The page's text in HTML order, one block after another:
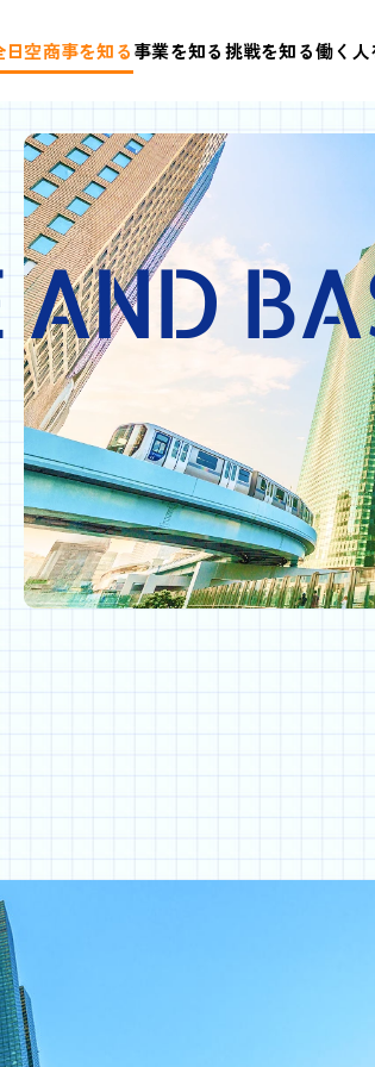
日空商事を知る事業を知る挑戦を知る働く人